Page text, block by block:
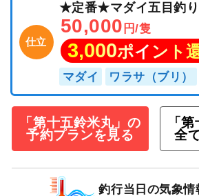
仕立
★定番★マダイ五目釣
50,000 円/隻
3,000ポイント
マダイ ワラサ（ブリ）
「第十五鈴米丸」の
予約プランを見る
「
全
釣行当日の気象情